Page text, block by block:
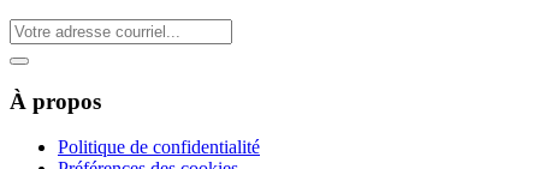
À propos
Politique de confidentialité